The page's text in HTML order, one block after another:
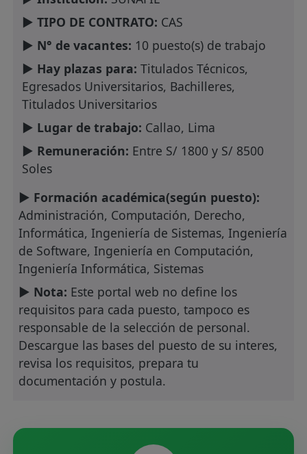
► TIPO DE CONTRATO: CAS
► N° de vacantes: 10 puesto(s) de trabajo
► Hay plazas para: Titulados Técnicos,
Egresados Universitarios, Bachilleres,
Titulados Universitarios
► Lugar de trabajo: Callao, Lima
► Remuneración: Entre S/ 1800 y S/ 8500
Soles
► Formación académica(según puesto):
Administración, Computación, Derecho,
Informática, Ingeniería de Sistemas, Ingeniería
de Software, Ingeniería en Computación,
Ingeniería Informática, Sistemas
► Nota: Este portal web no define los
requisitos para cada puesto, tampoco es
responsable de la selección de personal.
Descargue las bases del puesto de su interes,
revisa los requisitos, prepara tu
documentación y postula.